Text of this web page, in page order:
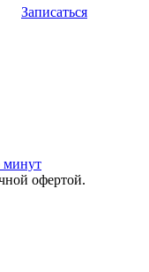
Записаться
минут
офертой.